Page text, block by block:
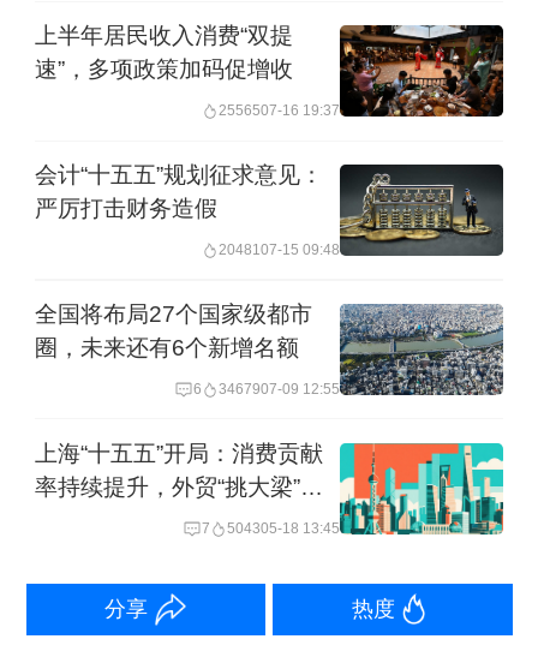
一财经记者提问时表示，流通联接生产
和消费、内贸和外贸、线上和线下，是
经济的“筋络”和“血脉”，对于中国这样的
五”以来，我们以现代供应链为牵引、批
发零售业高质量发展为主线，推动现代
商务部发布的数据显示，2024年我国批
发零售业增加值13.8万亿元，规模仅次
于制造业，较“十三五”末增长40%，占
GDP的比重超过1/10，创历史新高，吸
纳就业1.35亿人。今年上半年，批发零
售业增加值同比增长5.9%，依然保持较
快增长势头。与此同时，社会物流总费
上半年居民收入消费“双提
速”，多项政策加码促增收
2556507-16 19:37
会计“十五五”规划征求意见：
严厉打击财务造假
2048107-15 09:48
全国将布局27个国家级都市
圈，未来还有6个新增名额
6 3467907-09 12:55
上海“十五五”开局：消费贡献
率持续提升，外贸“挑大梁”强
7 504305-18 13:45
分享 热度